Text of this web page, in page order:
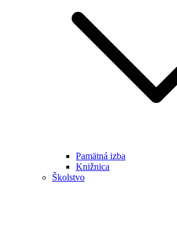
Pamätná izba
Knižnica
Školstvo